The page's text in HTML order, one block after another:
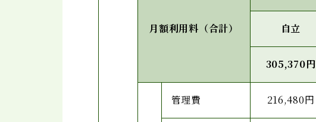
月額利用料（合計） 自立
305,370円
管理費 216,480円